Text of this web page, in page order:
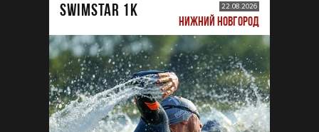
SWIMSTAR 1K 22.08.2026
НИЖНИЙ НОВГОРОД